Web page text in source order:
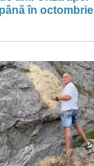
în octombrie